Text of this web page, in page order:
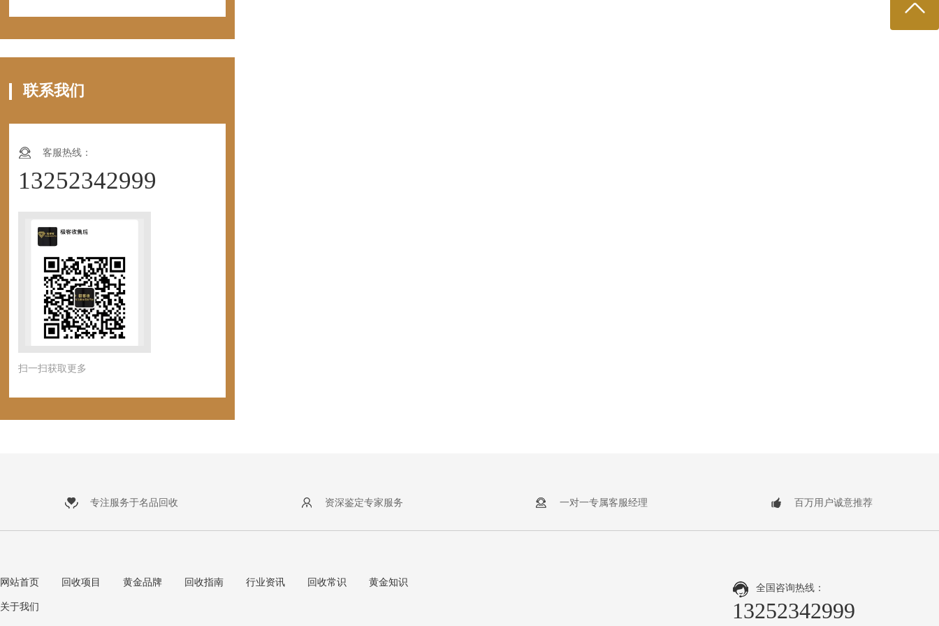
联系我们
客服热线：
13252342999
扫一扫获取更多
专注服务于名品回收 资深鉴定专家服务 一对一专属客服经理 百万用户诚意推荐
网站首页 回收项目 黄金品牌 回收指南 行业资讯 回收常识 黄金知识
关于我们
全国咨询热线：
13252342999